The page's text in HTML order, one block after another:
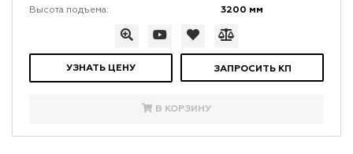
Высота подъема: 3200 мм
УЗНАТЬ ЦЕНУ ЗАПРОСИТЬ КП
В КОРЗИНУ